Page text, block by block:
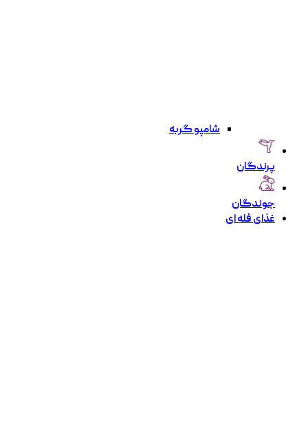
شامپو گربه
پرندگان
جوندگان
غذای فله ای